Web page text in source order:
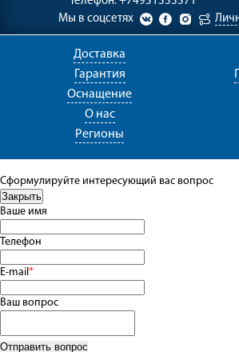
Мы в соцсетях
Доставка
Гарантия
Оснащение
О нас
Регионы
Сформулируйте интересующий вас вопрос
Ваше имя
Телефон
E-mail*
Ваш вопрос